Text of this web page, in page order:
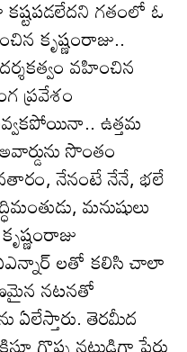
గ‌తంలో ఓ
కృష్ణంరాజు..
వహించిన
ప్ర‌వేశం
ఉత్త‌మ
సొంతం
నేనంటే నేనే, భలే
మనుషులు
ల‌తో కలిసి చాలా
నటనతో
ఏలేస్తారు. తెరమీద